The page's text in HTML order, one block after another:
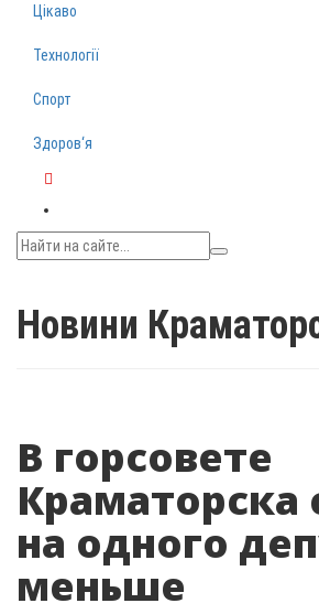
Цікаво
Технології
Спорт
Здоров‘я
Новини
В горсовете
Краматорска
на одного
меньше